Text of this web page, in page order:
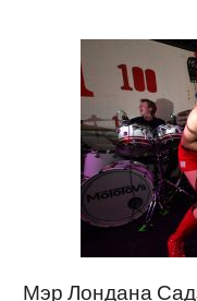
Мэр Лондана